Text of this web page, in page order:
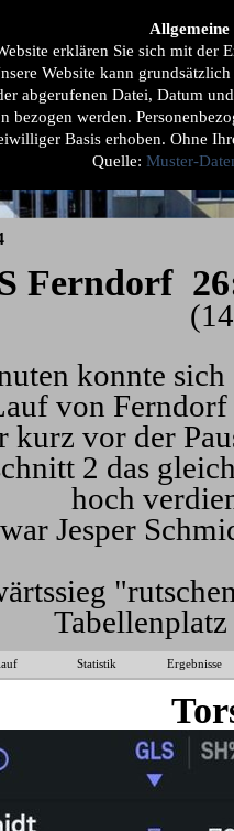
erklären Sie sich mit der
Website kann
abgerufenen Datei, Datum
bezogen werden.
Basis erhoben. Ohne
Quelle:Muster-
▼
Ferndorf
konnte
von
kurz vor der
2 das
hoch
Jesper
Statistik Ergebnisse